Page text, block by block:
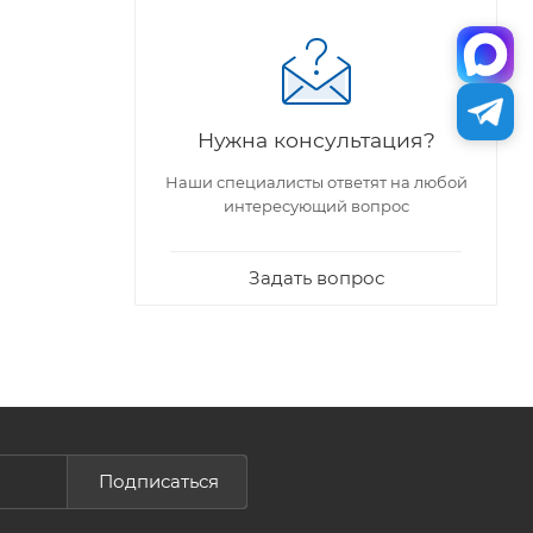
Нужна консультация?
Наши специалисты ответят на любой
интересующий вопрос
Задать вопрос
Подписаться